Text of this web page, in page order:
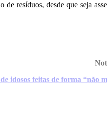
resíduos, desde que seja
idosos feitas de forma “não